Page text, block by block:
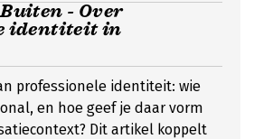
- Over
identiteit in
professionele identiteit: wie
en hoe geef je daar vorm
Dit artikel koppelt